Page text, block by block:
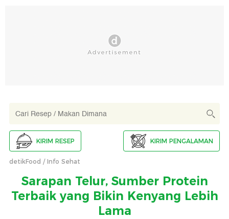
KIRIM RESEP KIRIM PENGALAMAN
detikFood Info Sehat
Sarapan Telur, Sumber Protein
Terbaik yang Bikin Kenyang Lebih
Lama